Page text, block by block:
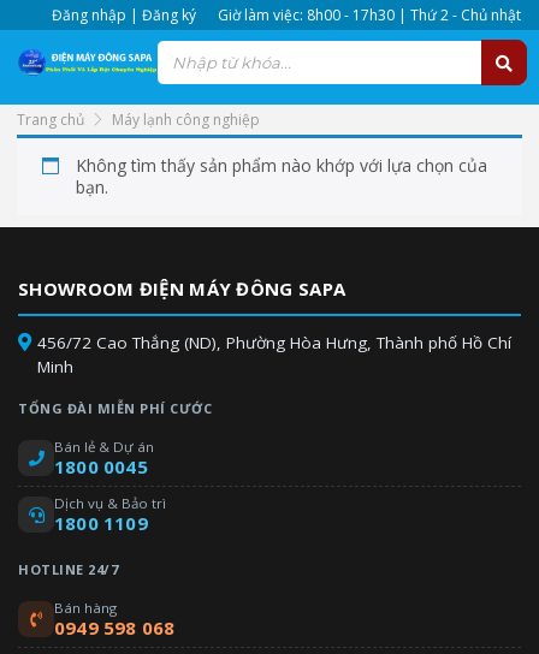
Đăng nhập | Đăng ký Giờ làm việc: 8h00 - 17h30 | Thứ 2 - Chủ nhật
Trang chủ Máy lạnh công nghiệp
Không tìm thấy sản phẩm nào khớp với lựa chọn của
bạn.
SHOWROOM ĐIỆN MÁY ĐÔNG SAPA
456/72 Cao Thắng (ND), Phường Hòa Hưng, Thành phố Hồ Chí
Minh
TỔNG ĐÀI MIỄN PHÍ CƯỚC
Bán lẻ & Dự án
1800 0045
Dịch vụ & Bảo trì
1800 1109
HOTLINE 24/7
Bán hàng
0949 598 068